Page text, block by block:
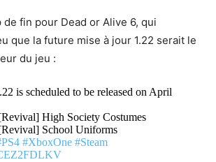
de fin pour Dead or Alive 6, qui
que la future mise à jour 1.22 serait le
du jeu :
is scheduled to be released on April
High Society Costumes
School Uniforms
#XboxOne #Steam